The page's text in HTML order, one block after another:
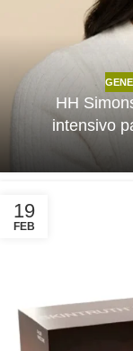
HH
intensivo
19
FEB